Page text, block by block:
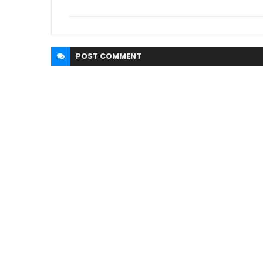
POST COMMENT